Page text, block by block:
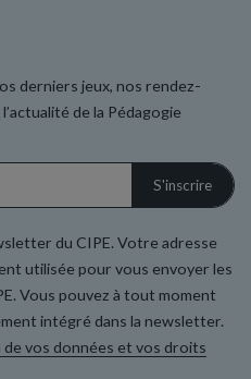
derniers jeux, nos rendez-
de la Pédagogie
du CIPE. Votre adresse
utilisée pour vous envoyer les
Vous pouvez à tout moment
intégré dans la newsletter.
de vos données et vos droits